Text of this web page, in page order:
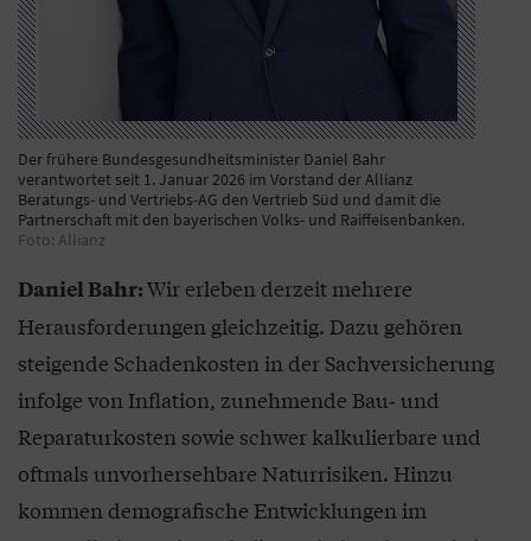
Der frühere Bundesgesundheitsminister Daniel Bahr
verantwortet seit 1. Januar 2026 im Vorstand der Allianz
Beratungs- und Vertriebs-AG den Vertrieb Süd und damit die
Partnerschaft mit den bayerischen Volks- und Raiffeisenbanken.
Foto: Allianz
Daniel Bahr:Wir erleben derzeit mehrere
Herausforderungen gleichzeitig. Dazu gehören
steigende Schadenkosten in der Sachversicherung
infolge von Inflation, zunehmende Bau‑ und
Reparaturkosten sowie schwer kalkulierbare und
oftmals unvorhersehbare Naturrisiken. Hinzu
kommen demografische Entwicklungen im